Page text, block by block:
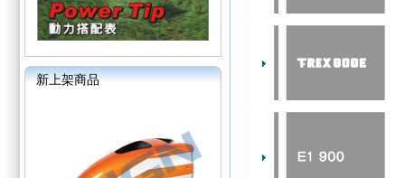
新上架商品